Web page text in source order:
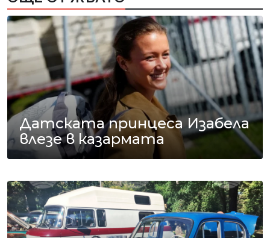
Датската принцеса Изабела
влезе в казармата